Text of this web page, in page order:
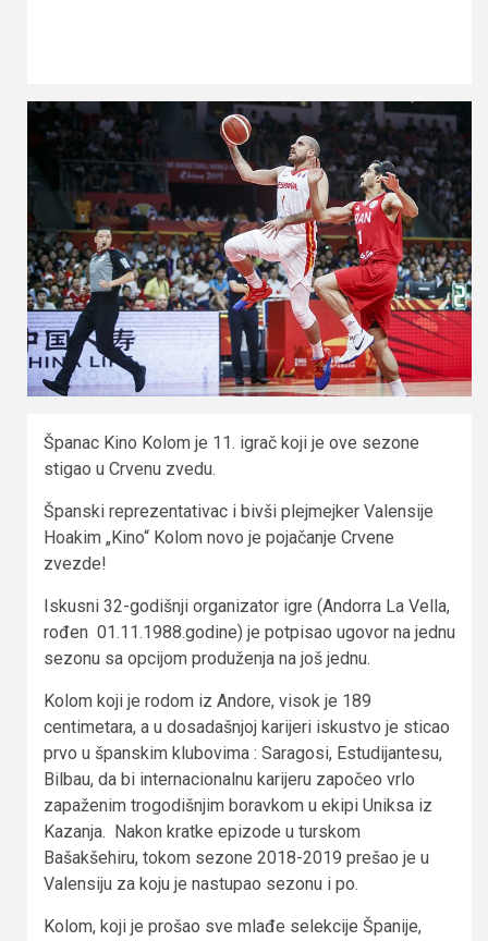
Španac Kino Kolom je 11. igrač koji je ove sezone
stigao u Crvenu zvedu.
Španski reprezentativac i bivši plejmejker Valensije
Hoakim „Kino“ Kolom novo je pojačanje Crvene
zvezde!
Iskusni 32-godišnji organizator igre (Andorra La Vella,
rođen 01.11.1988.godine) je potpisao ugovor na jednu
sezonu sa opcijom produženja na još jednu.
Kolom koji je rodom iz Andore, visok je 189
centimetara, a u dosadašnjoj karijeri iskustvo je sticao
prvo u španskim klubovima : Saragosi, Estudijantesu,
Bilbau, da bi internacionalnu karijeru započeo vrlo
zapaženim trogodišnjim boravkom u ekipi Uniksa iz
Kazanja. Nakon kratke epizode u turskom
Bašakšehiru, tokom sezone 2018-2019 prešao je u
Valensiju za koju je nastupao sezonu i po.
Kolom, koji je prošao sve mlađe selekcije Španije,